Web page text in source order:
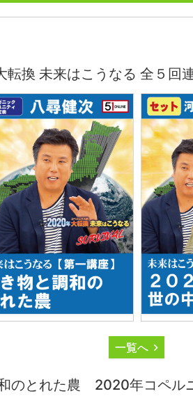
換 未来はこうなる 全５回
一覧へ
のとれた農 2020年コペル